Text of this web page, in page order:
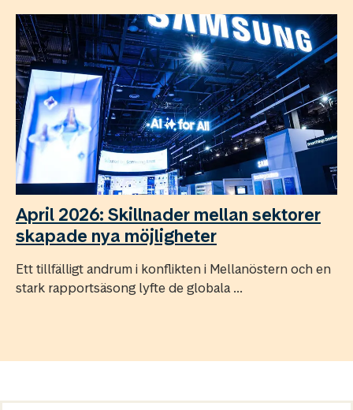
April 2026: Skillnader mellan sektorer
skapade nya möjligheter
Ett tillfälligt andrum i konflikten i Mellanöstern och en
stark rapportsäsong lyfte de globala ...